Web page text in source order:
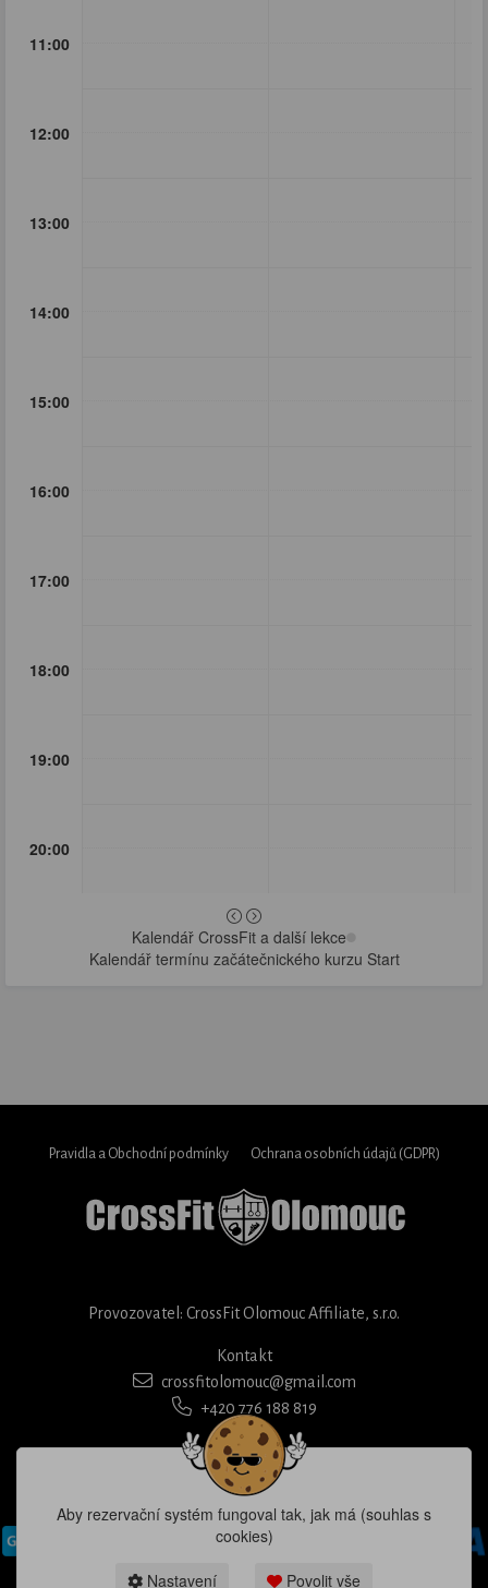
11:00
12:00
13:00
14:00
15:00
16:00
17:00
18:00
19:00
20:00
Kalendář CrossFit a další lekce
Kalendář termínu začátečnického kurzu Start
Pravidla a Obchodní podmínky Ochrana osobních údajů (GDPR)
Provozovatel: CrossFit Olomouc Affiliate, s.r.o.
Kontakt
crossfitolomouc@gmail.com
+420 776 188 819
Aby rezervační systém fungoval tak, jak má (souhlas s
cookies)
Nastavení Povolit vše